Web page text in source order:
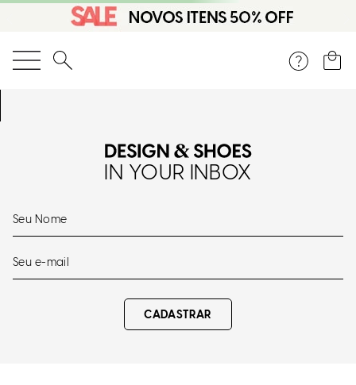
O que você está procurando?
IN YOUR INBOX
CADASTRAR